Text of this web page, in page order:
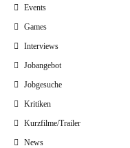
Events
Games
Interviews
Jobangebot
Jobgesuche
Kritiken
Kurzfilme/Trailer
News